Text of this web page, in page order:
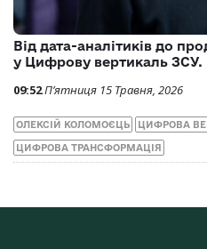
Від дата-аналітиків до
у Цифрову вертикаль ЗСУ.
09:52П’ятниця 15 Травня, 2026
ОЛЕКСІЙ КОЛОМОЄЦЬ ЦИФРОВА
ЦИФРОВА ТРАНСФОРМАЦІЯ